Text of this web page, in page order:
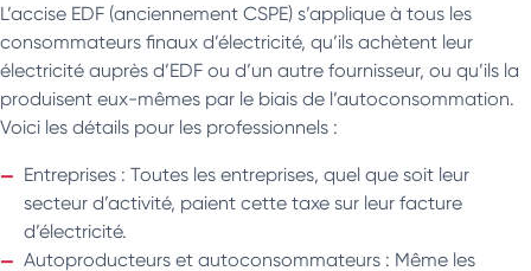
L’accise EDF (anciennement CSPE) s’applique à tous les
consommateurs finaux d’électricité, qu’ils achètent leur
électricité auprès d’EDF ou d’un autre fournisseur, ou qu’ils la
produisent eux-mêmes par le biais de l’autoconsommation.
Voici les détails pour les professionnels :
Entreprises : Toutes les entreprises, quel que soit leur
secteur d’activité, paient cette taxe sur leur facture
d’électricité.
Autoproducteurs et autoconsommateurs : Même les